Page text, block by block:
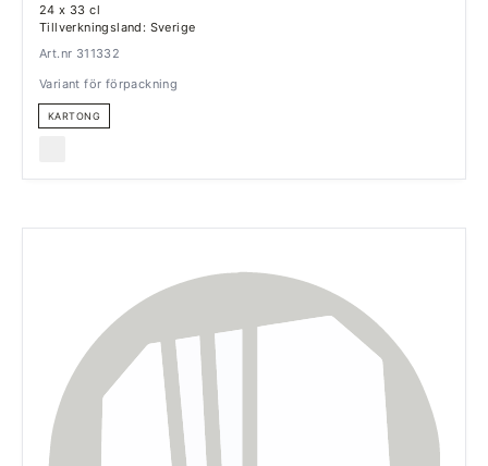
24 x 33 cl
Tillverkningsland: Sverige
Art.nr 311332
Variant för förpackning
KARTONG